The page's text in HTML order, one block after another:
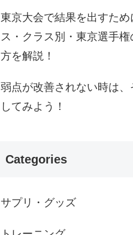
東京大会で結果を出すた
ス・クラス別・東京選手権
方を解説！
弱点が改善されない時は、
してみよう！
Categories
サプリ・グッズ